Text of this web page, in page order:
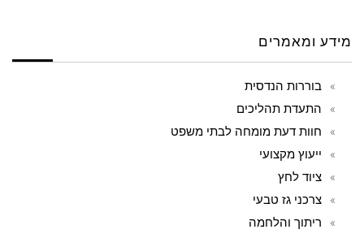
מידע ומאמרים
בוררות הנדסית
התעדת תהליכים
חוות דעת מומחה לבתי משפט
ייעוץ מקצועי
ציוד לחץ
צרכני גז טבעי
ריתוך והלחמה